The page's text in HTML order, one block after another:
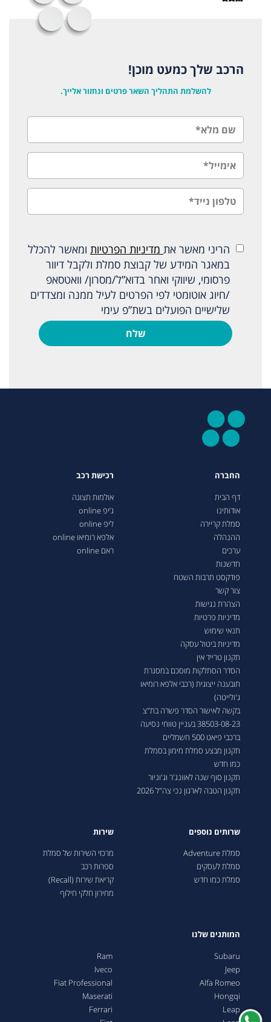
הרכב שלך כמעט מוכן!
להשלמת התהליך השאר פרטים ונחזור אלייך.
הריני מאשר את מדיניות הפרטיות ומאשר להכלל
במאגר המידע של קבוצת סמלת ולקבל דיוור
פרסומי, שיווקי ואחר בדוא”ל/מסרון/ וואטסאפ
/חיוג אוטומטי לפי הפרטים לעיל ממנה ומצדדים
שלישיים הפועלים בשת”פ עימי
שלח
החברה
דף הבית
אודותינו
סמלת קריירה
ההנהלה
ערכים
חדשנות
פודקסט תרבות השטח
צור קשר
הצהרת נגישות
מדיניות פרטיות
תנאי שימוש
מדיניות ביטול עסקה
תקנון טרייד אין
הסדר הסתלקות מוסכם במסגרת
תובענה ייצוגית (רכבי אלפא רומיאו
ג'ולייטה)
בקשה לאישור הסדר פשרה בת"צ
38503-08-23 בעניין טווחי נסיעה
ברכבי פיאט 500 חשמליים
תקנון מבצע סמלת מימון בסמלת
כמו חדש
תקנון סוף שנה לאוונג'ר וג'וניור
תקנון הטבה לארגון נכי צה"ל 2026
רכישת רכב
אולמות תצוגה
ג’יפ online
ליפ online
אלפא רומיאו online
ראם online
שרותים נוספים
סמלת Adventure
סמלת לעסקים
סמלת כמו חדש
שירות
מרכזי השירות של סמלת
ספרות רכב
קריאת שירות (Recall)
מחירון חלקי חילוף
המותגים שלנו
Subaru
Jeep
Alfa Romeo
Hongqi
Leap
Ram
Iveco
Fiat Professional
Maserati
Ferrari